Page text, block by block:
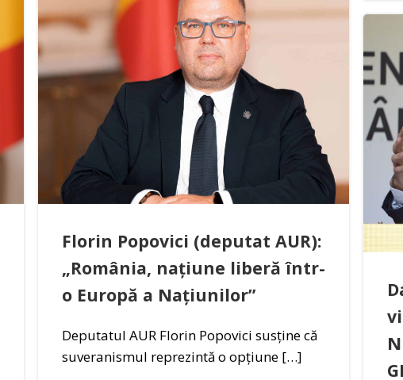
Florin Popovici (deputat AUR):
„România, națiune liberă într-
o Europă a Națiunilor”
Deputatul AUR Florin Popovici susține că
suveranismul reprezintă o opțiune […]